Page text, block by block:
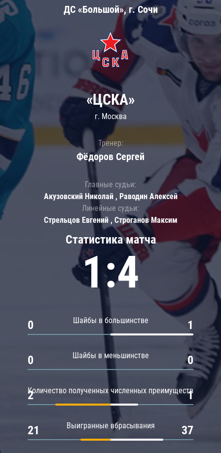
ДС «Большой», г. Сочи
Статистика матча
1:4
Шайбы в большинстве
0 1
Шайбы в меньшинстве
0 0
Количество полученных численных преимуществ
2 1
Выигранные вбрасывания
21 37
«ЦСКА»
г. Москва
Тренер:
Фёдоров Сергей
Главные судьи:
Акузовский Николай , Раводин Алексей
Линейные судьи:
Стрельцов Евгений , Строганов Максим